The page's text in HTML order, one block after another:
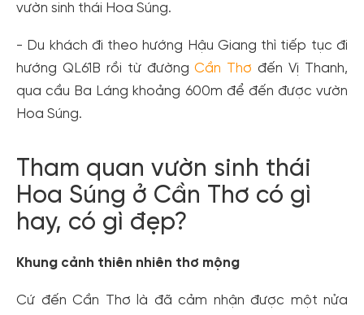
vườn sinh thái Hoa Súng.
- Du khách đi theo hướng Hậu Giang thì tiếp tục đi
hướng QL61B rồi từ đườngCần Thơ đến Vị Thanh,
qua cầu Ba Láng khoảng 600m để đến được vườn
Hoa Súng.
Tham quan vườn sinh thái
Hoa Súng ở Cần Thơ có gì
hay, có gì đẹp?
Khung cảnh thiên nhiên thơ mộng
Cứ đến Cần Thơ là đã cảm nhận được một nửa